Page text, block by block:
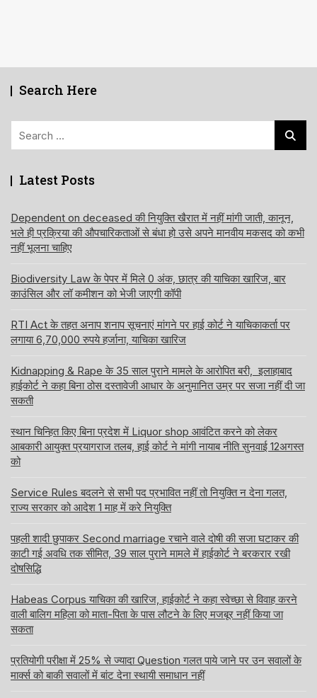
Search Here
Latest Posts
Dependent on deceased की नियुक्ति खैरात में नहीं मांगी जाती, कानून,
भले ही प्रक्रिया की औपचारिकताओं से बंधा हो उसे अपने मानवीय मकसद को कभी
नहीं भूलना चाहिए
Biodiversity Law के पेपर में मिले 0 अंक, छात्र की याचिका खारिज, बार
काउंसिल और लॉ कमीशन को भेजी जाएगी कॉपी
RTI Act के तहत अनाप शनाप सूचनाएं मांगने पर हाई कोर्ट ने याचिकाकर्ता पर
लगाया 6,70,000 रुपये हर्जाना, याचिका खारिज
Kidnapping & Rape के 35 साल पुराने मामले के आरोपित बरी, इलाहाबाद
हाईकोर्ट ने कहा बिना ठोस दस्तावेजी आधार के अनुमानित उम्र पर सजा नहीं दी जा
सकती
स्थान चिन्हित किए बिना प्रदेश में Liquor shop आवंटित करने को लेकर
आबकारी आयुक्त प्रयागराज तलब, हाई कोर्ट ने मांगी नायाब नीति सुनवाई 12अगस्त
को
Service Rules बदलने से सभी पद प्रभावित नहीं तो नियुक्ति न देना गलत,
राज्य सरकार को आदेश 1 माह में करे नियुक्ति
पहली शादी छुपाकर Second marriage रचाने वाले दोषी की सजा घटाकर की
काटी गई अवधि तक सीमित, 39 साल पुराने मामले में हाईकोर्ट ने बरकरार रखी
दोषसिद्धि
Habeas Corpus याचिका की खारिज, हाईकोर्ट ने कहा स्वेच्छा से विवाह करने
वाली बालिग महिला को माता-पिता के पास लौटने के लिए मजबूर नहीं किया जा
सकता
प्रतियोगी परीक्षा में 25% से ज्यादा Question गलत पाये जाने पर उन सवालों के
मार्क्स को बाकी सवालों में बांट देना स्थायी समाधान नहीं